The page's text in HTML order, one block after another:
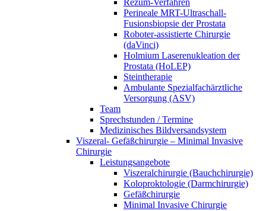
Perineale MRT-Ultraschall-
Fusionsbiopsie der Prostata
Roboter-assistierte Chirurgie
(daVinci)
Holmium Laserenukleation der
Prostata (HoLEP)
Steintherapie
Ambulante Spezialfachärztliche
Versorgung (ASV)
Team
Sprechstunden / Termine
Medizinisches Bildversandsystem
Viszeral- Gefäßchirurgie – Minimal Invasive
Chirurgie
Leistungsangebote
Viszeralchirurgie (Bauchchirurgie)
Koloproktologie (Darmchirurgie)
Gefäßchirurgie
Minimal Invasive Chirurgie